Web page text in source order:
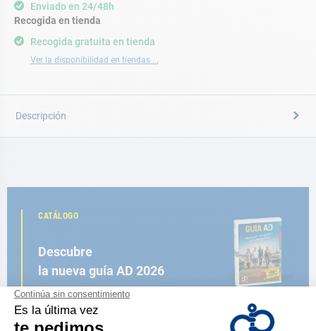
Enviado en 24/48h
Recogida gratuita en tienda
Ver la disponibilidad en tiendas ...
Recogida en tienda
Descripción
CATÁLOGO
Descubre
la nueva guía AD 2026
NAVEGAR POR EL CATÁLOGO